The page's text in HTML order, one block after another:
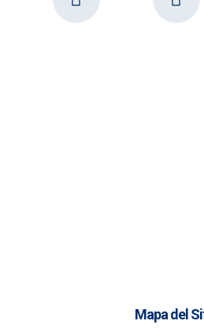
Mapa del